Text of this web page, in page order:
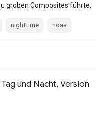
groben Composites führte,
nighttime noaa
und Nacht, Version